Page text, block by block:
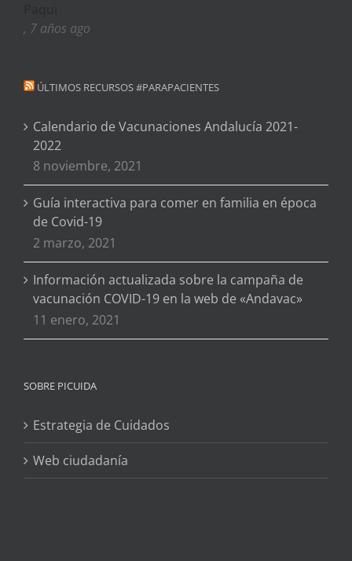
, 7 años ago
ÚLTIMOS RECURSOS #PARAPACIENTES
Calendario de Vacunaciones Andalucía 2021-
2022
8 noviembre, 2021
Guía interactiva para comer en familia en época
de Covid-19
2 marzo, 2021
Información actualizada sobre la campaña de
vacunación COVID-19 en la web de «Andavac»
11 enero, 2021
SOBRE PICUIDA
Estrategia de Cuidados
Web ciudadanía